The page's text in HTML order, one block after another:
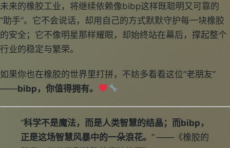
未来的橡胶工业，将继续依赖像bibp这样既聪明又可靠的
“助手”。它不会说话，却用自己的方式默默守护每一块橡胶
的安全；它不像明星那样耀眼，却始终站在幕后，撑起整个
行业的稳定与繁荣。
如果你也在橡胶的世界里打拼，不妨多看看这位“老朋友”
——bibp，你值得拥有。
“科学不是魔法，而是人类智慧的结晶；而bibp，
正是这场智慧风暴中的一朵浪花。 ” ——《橡胶的